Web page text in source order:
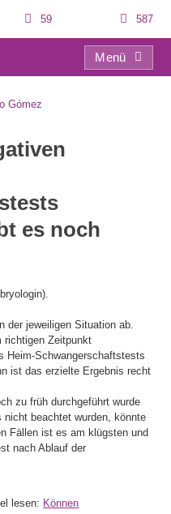
59 587
Menü
Gómez
es noch
der jeweiligen Situation ab.
richtigen Zeitpunkt
Heim-Schwangerschaftstests
ist das erzielte Ergebnis recht
zu früh durchgeführt wurde
nicht beachtet wurden, könnte
Fällen ist es am klügsten und
nach Ablauf der
lesen: Können